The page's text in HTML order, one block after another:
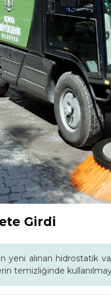
Girdi
yeni alınan hidrostatik
temizliğinde